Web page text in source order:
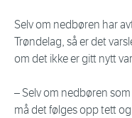
Selv om nedbøren har
Trøndelag, så er det
om det ikke er gitt nytt
– Selv om nedbøren
må det følges opp tett